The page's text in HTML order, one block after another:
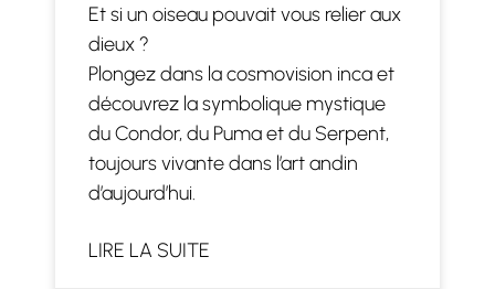
Et si un oiseau pouvait vous relier aux
dieux ?
Plongez dans la cosmovision inca et
découvrez la symbolique mystique
du Condor, du Puma et du Serpent,
toujours vivante dans l’art andin
d’aujourd’hui.
LIRE LA SUITE